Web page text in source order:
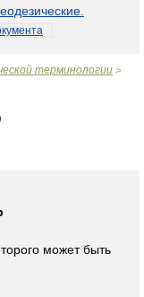
терминологии >
может быть